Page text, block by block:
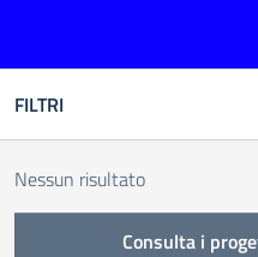
FILTRI
Nessun risultato
Consulta i